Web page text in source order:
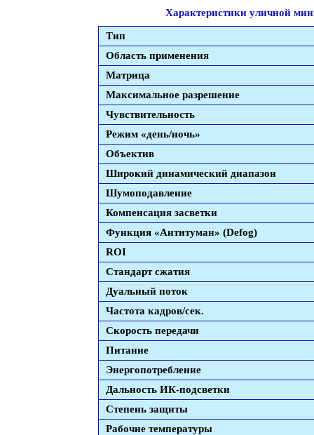
Характеристики уличной
Тип
Область применения
Матрица
Максимальное разрешение
Чувствительность
Режим «день/ночь»
Объектив
Широкий динамический диапазон
Шумоподавление
Компенсация засветки
Функция «Антитуман» (Defog)
ROI
Стандарт сжатия
Дуальный поток
Частота кадров/сек.
Скорость передачи
Питание
Энергопотребление
Дальность ИК-подсветки
Степень защиты
Рабочие температуры